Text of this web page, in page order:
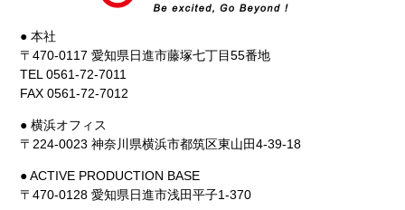
● 本社
〒470-0117 愛知県日進市藤塚七丁目55番地
TEL 0561-72-7011
FAX 0561-72-7012
● 横浜オフィス
〒224-0023 神奈川県横浜市都筑区東山田4-39-18
● ACTIVE PRODUCTION BASE
〒470-0128 愛知県日進市浅田平子1-370